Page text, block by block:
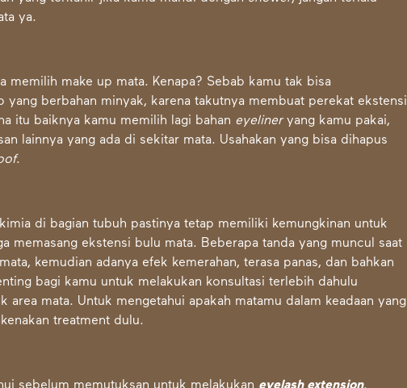
ya.
memilih make up mata. Kenapa? Sebab kamu tak bisa
yang berbahan minyak, karena takutnya membuat perekat ekstensi
itu baiknya kamu memilih lagi bahan eyelineryang kamu pakai,
lainnya yang ada di sekitar mata. Usahakan yang bisa dihapus
.
di bagian tubuh pastinya tetap memiliki kemungkinan untuk
memasang ekstensi bulu mata. Beberapa tanda yang muncul saat
kemudian adanya efek kemerahan, terasa panas, dan bahkan
bagi kamu untuk melakukan konsultasi terlebih dahulu
area mata. Untuk mengetahui apakah matamu dalam keadaan yang
treatment dulu.